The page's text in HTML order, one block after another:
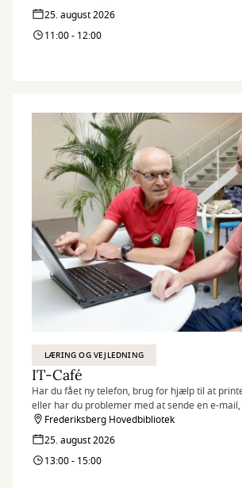
25. august 2026
11:00 - 12:00
LÆRING OG VEJLEDNING
IT-Café
Har du fået ny telefon, brug for hjælp til at
eller har du problemer med at sende en e-
caféen.
Hver tirsdag og torsdag byder en fast gruppe
dig velkommen med en kop kaffe og hjælp til
Frederiksberg Hovedbibliotek
25. august 2026
13:00 - 15:00